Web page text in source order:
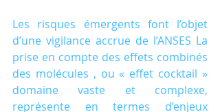
Les risques émergents font l’objet
d’une vigilance accrue de l’ANSES La
prise en compte des effets combinés
des molécules , ou « effet cocktail »
domaine vaste et complexe,
représente en termes d’enjeux